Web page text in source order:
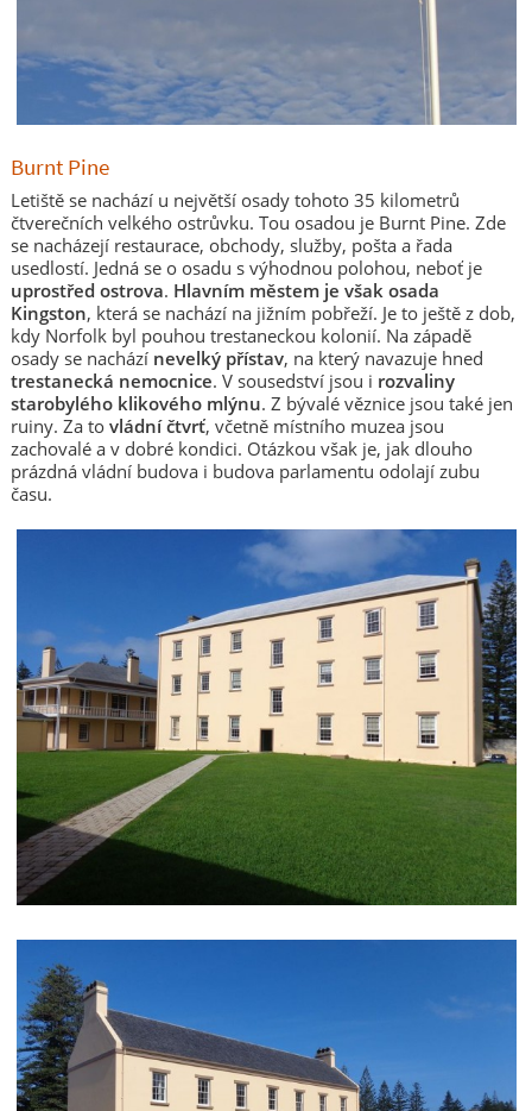
Burnt Pine
Letiště se nachází u největší osady tohoto 35 kilometrů
čtverečních velkého ostrůvku. Tou osadou je Burnt Pine. Zde
se nacházejí restaurace, obchody, služby, pošta a řada
usedlostí. Jedná se o osadu s výhodnou polohou, neboť je
uprostřed ostrova. Hlavním městem je však osada
Kingston, která se nachází na jižním pobřeží. Je to ještě z dob,
kdy Norfolk byl pouhou trestaneckou kolonií. Na západě
osady se nachází nevelký přístav, na který navazuje hned
trestanecká nemocnice. V sousedství jsou i rozvaliny
starobylého klikového mlýnu. Z bývalé věznice jsou také jen
ruiny. Za to vládní čtvrť, včetně místního muzea jsou
zachovalé a v dobré kondici. Otázkou však je, jak dlouho
prázdná vládní budova i budova parlamentu odolají zubu
času.